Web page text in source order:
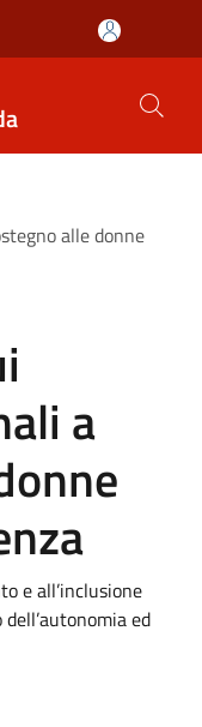
alle donne
a
e all’inclusione
ed